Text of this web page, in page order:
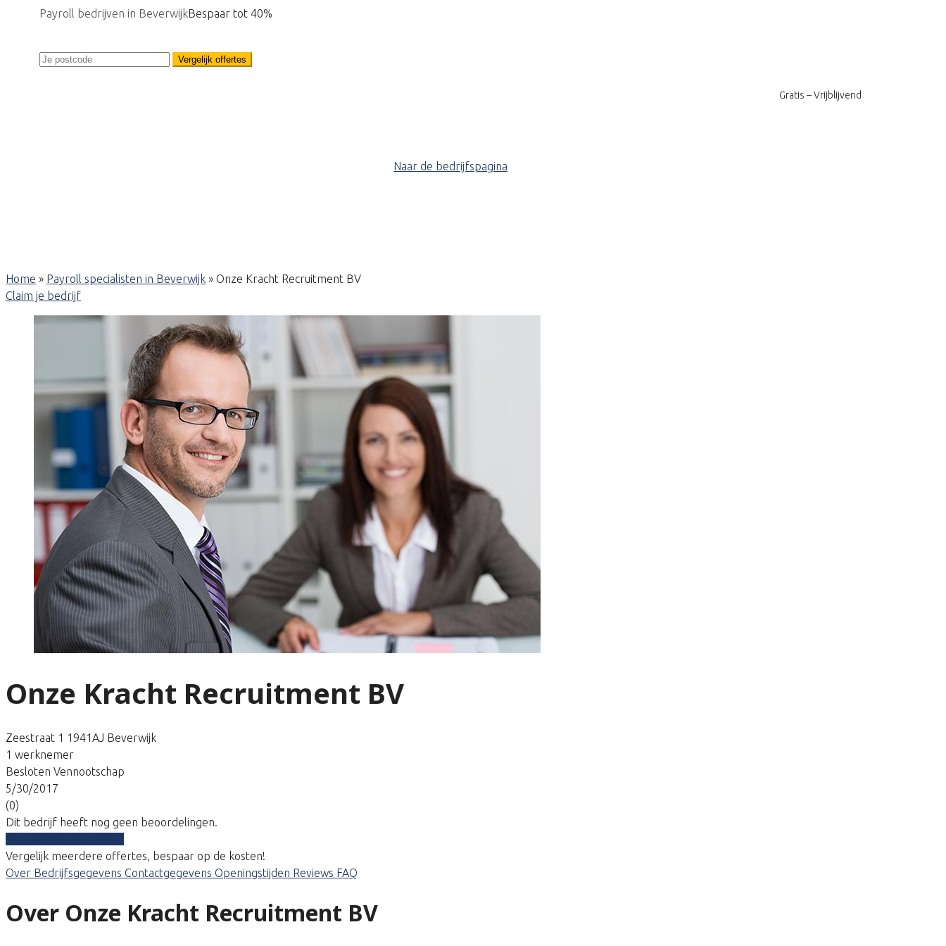
Payroll bedrijven in BeverwijkBespaar tot 40%
Vergelijk offertes
Gratis – Vrijblijvend
Naar de bedrijfspagina
Home » Payroll specialisten in Beverwijk » Onze Kracht Recruitment BV
Claim je bedrijf
Onze Kracht Recruitment BV
Zeestraat 1 1941AJ Beverwijk
1 werknemer
Besloten Vennootschap
5/30/2017
(0)
Dit bedrijf heeft nog geen beoordelingen.
Vergelijk meerdere offertes, bespaar op de kosten!
Over Bedrijfsgegevens Contactgegevens Openingstijden Reviews FAQ
Over Onze Kracht Recruitment BV